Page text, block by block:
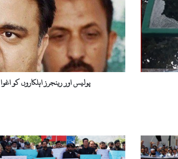
کیا
گیا
جس
پر
آپریشن
شروع
ہوا، پولیس اور رینجرز اہلکاروں کو